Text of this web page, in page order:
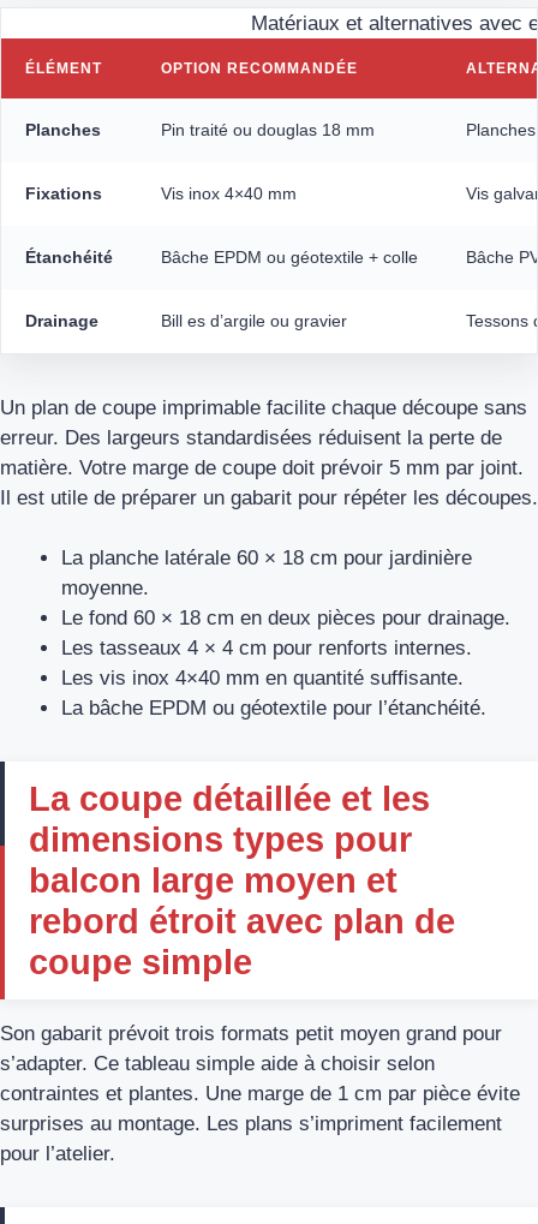
Matériaux et alternatives avec
ÉLÉMENT OPTION RECOMMANDÉE
Planches Pin traité ou douglas 18 mm
Fixations Vis inox 4×40 mm Vis
Étanchéité Bâche EPDM ou géotextile + colle Bâche
Drainage Bill es d’argile ou gravier Tessons
Un plan de coupe imprimable facilite chaque découpe sans
erreur. Des largeurs standardisées réduisent la perte de
matière. Votre marge de coupe doit prévoir 5 mm par joint.
Il est utile de préparer un gabarit pour répéter les découpes.
La planche latérale 60 × 18 cm pour jardinière
moyenne.
Le fond 60 × 18 cm en deux pièces pour drainage.
Les tasseaux 4 × 4 cm pour renforts internes.
Les vis inox 4×40 mm en quantité suffisante.
La bâche EPDM ou géotextile pour l’étanchéité.
La coupe détaillée et les
dimensions types pour
balcon large moyen et
rebord étroit avec plan de
coupe simple
Son gabarit prévoit trois formats petit moyen grand pour
s’adapter. Ce tableau simple aide à choisir selon
contraintes et plantes. Une marge de 1 cm par pièce évite
surprises au montage. Les plans s’impriment facilement
pour l’atelier.